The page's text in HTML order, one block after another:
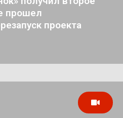
прошел
проекта